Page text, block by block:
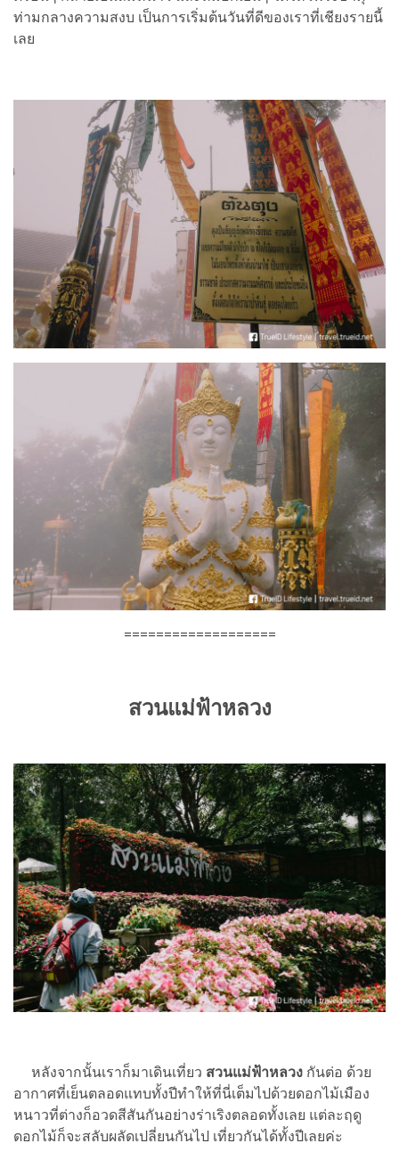
ท่ามกลางความสงบ เป็นการเริ่มต้นวันที่ดีของเราที่เชียงรายนี้
เลย
===================
สวนแม่ฟ้าหลวง
หลังจากนั้นเราก็มาเดินเที่ยว สวนแม่ฟ้าหลวง กันต่อ ด้วย
อากาศที่เย็นตลอดแทบทั้งปีทำให้ที่นี่เต็มไปด้วยดอกไม้เมือง
หนาวที่ต่างก็อวดสีสันกันอย่างร่าเริงตลอดทั้งเลย แต่ละฤดู
ดอกไม้ก็จะสลับผลัดเปลี่ยนกันไป เที่ยวกันได้ทั้งปีเลยค่ะ